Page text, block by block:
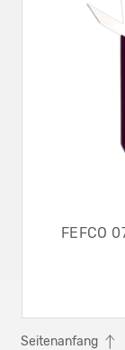
FEFCO
Seitenanfang